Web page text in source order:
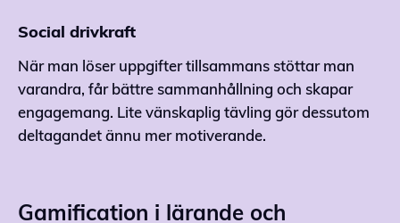
Social drivkraft
När man löser uppgifter tillsammans stöttar man
varandra, får bättre sammanhållning och skapar
engagemang. Lite vänskaplig tävling gör dessutom
deltagandet ännu mer motiverande.
Gamification i lärande och